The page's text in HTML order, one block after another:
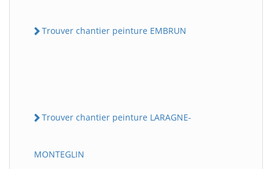
Trouver chantier peinture EMBRUN
Trouver chantier peinture LARAGNE-
MONTEGLIN